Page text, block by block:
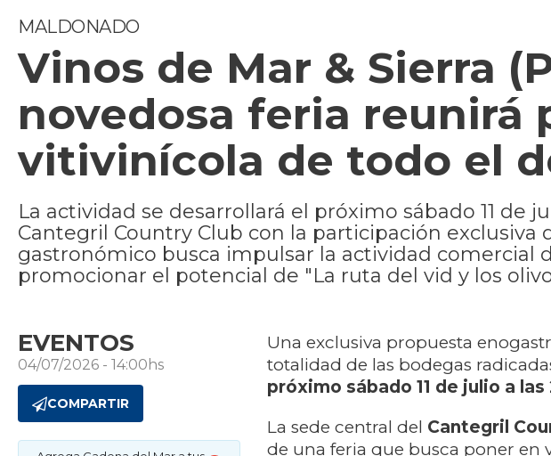
MALDONADO
Vinos de Mar & Sierra
novedosa feria reunirá
vitivinícola de todo el
La actividad se desarrollará el próximo sábado 11 de
Cantegril Country Club con la participación exclusiva
gastronómico busca impulsar la actividad comercial
promocionar el potencial de "La ruta del vid y los
EVENTOS
04/07/2026 - 14:00hs
COMPARTIR
Una exclusiva propuesta
totalidad de las bodegas
próximo sábado 11 de julio a
La sede central del Cantegril
de una feria que busca poner en